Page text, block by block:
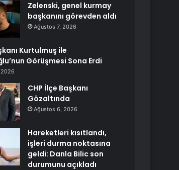
Zelenski, genel kurmay
başkanını görevden aldı
Ağustos 7, 2026
Kurtulmuş ile
Görüşmesi Sona Erdi
CHP İlçe Başkanı
Gözaltında
Ağustos 6, 2026
Hareketleri kısıtlandı,
işleri durma noktasına
geldi: Danla Bilic son
durumunu açıkladı